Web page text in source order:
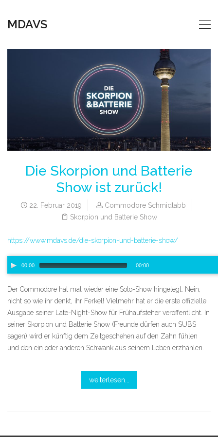
MDAVS
Die Skorpion und Batterie
Show ist zurück!
22. Februar 2019
Commodore Schmidlabb
Skorpion und Batterie Show
https://www.mdavs.de/die-skorpion-und-batterie-show/
Player
00:00 00:00
Der Commodore hat mal wieder eine Solo-Show hingelegt. Nein,
nicht so wie ihr denkt, ihr Ferkel! Vielmehr hat er die erste offizielle
Ausgabe seiner Late-Night-Show für Frühaufsteher veröffentlicht. In
seiner Skorpion und Batterie Show (Freunde dürfen auch SUBS
sagen) wird er künftig dem Zeitgeschehen auf den Zahn fühlen
und den ein oder anderen Schwank aus seinem Leben erzhählen.
weiterlesen...